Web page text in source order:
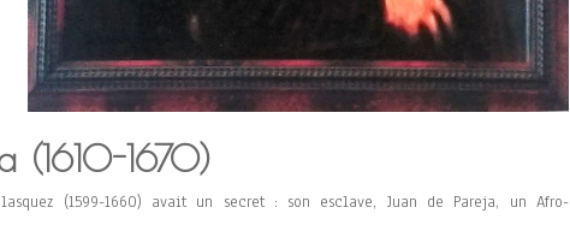
(1610-1670)
(1599-1660) avait un secret : son esclave, Juan de Pareja, un Afro-